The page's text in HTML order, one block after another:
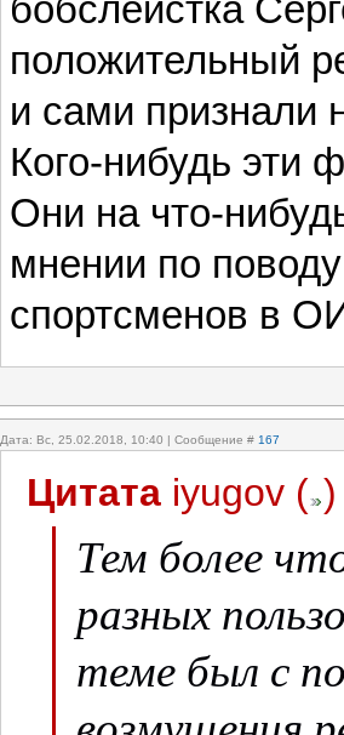
бобслеистка
положительный
и сами признали
Кого-нибудь эти
Они на что-
мнении по
спортсменов в
Дата: Вс, 25.02.2018, 10:40 | Сообщение # 167
Цитата iyugov ( )
Тем более
разных
теме был с